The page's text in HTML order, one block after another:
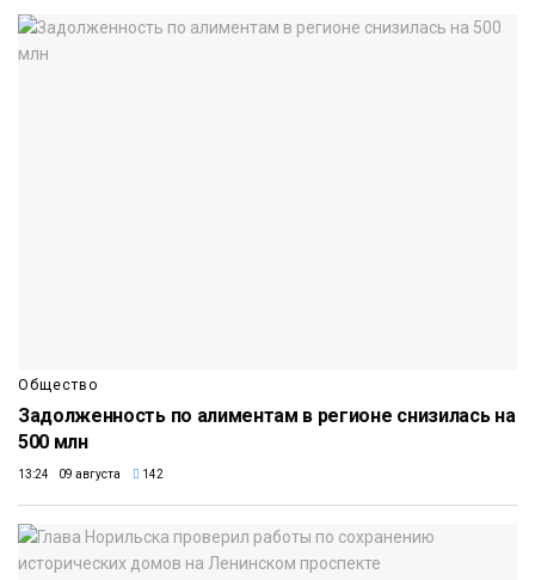
Общество
Задолженность по алиментам в регионе снизилась на
500 млн
13:24 09 августа 142